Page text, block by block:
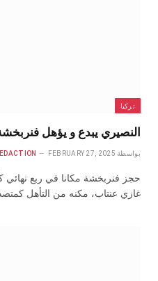
تركيا
النصيري يبدع و يؤهل فنربخشة
بواسطة FEBRUARY 27, 2025
غازي عنتاب، مكنه من التأهل